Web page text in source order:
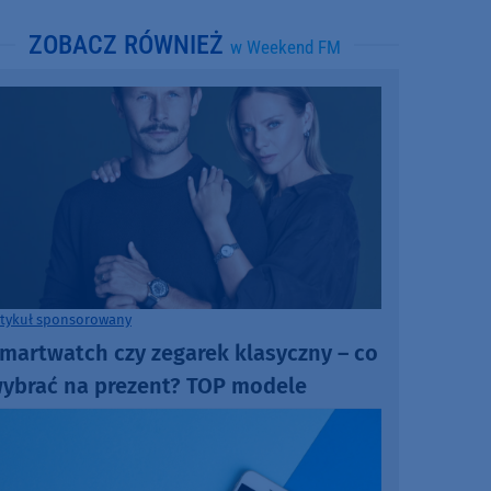
ZOBACZ RÓWNIEŻ w Weekend FM
sponsorowany
czy zegarek klasyczny – co
na prezent? TOP modele